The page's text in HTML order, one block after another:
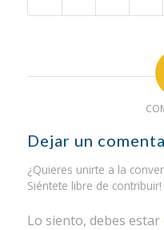
Dejar un
¿Quieres unirte a la
Siéntete libre de contribuir!
Lo siento, debes estar